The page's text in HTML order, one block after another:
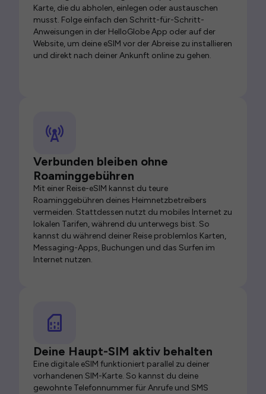
Karte, die du abholen, einlegen oder austauschen
musst. Folge einfach den Schritt-für-Schritt-
Anweisungen in der HelloGlobe App oder auf der
Website, um deine eSIM vor der Abreise zu installieren
und direkt nach deiner Ankunft online zu gehen.
Verbunden bleiben ohne
Roaminggebühren
Mit einer Reise-eSIM kannst du teure
Roaminggebühren deines Heimnetzbetreibers
vermeiden. Stattdessen nutzt du mobiles Internet zu
lokalen Tarifen, während du unterwegs bist. So
kannst du während deiner Reise problemlos Karten,
Messaging-Apps, Buchungen und das Surfen im
Internet nutzen.
Deine Haupt-SIM aktiv behalten
Eine digitale eSIM funktioniert parallel zu deiner
vorhandenen SIM-Karte. So kannst du deine
gewohnte Telefonnummer für Anrufe und SMS